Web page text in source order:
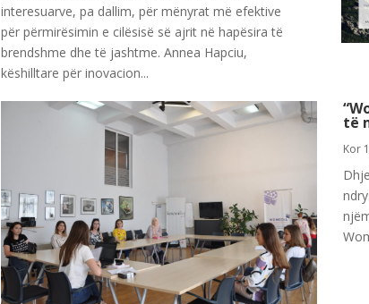
interesuarve, pa dallim, për mënyrat më efektive
për përmirësimin e cilësisë së ajrit në hapësira të
brendshme dhe të jashtme. Annea Hapciu,
këshilltare për inovacion...
të
Kor